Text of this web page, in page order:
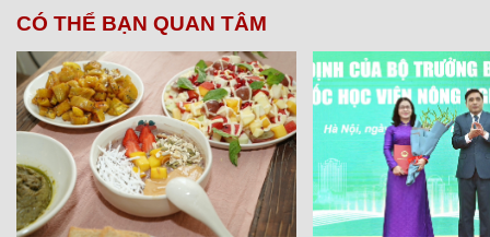
CÓ THỂ BẠN QUAN TÂM